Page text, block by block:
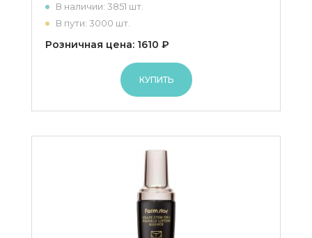
В наличии: 3851 шт.
В пути: 3000 шт.
Розничная цена: 1610 ₽
КУПИТЬ